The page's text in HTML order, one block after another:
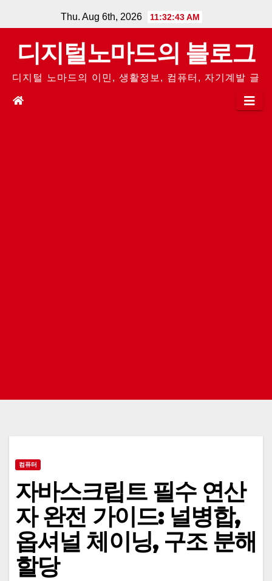
to
content
Thu. Aug 6th, 2026 11:32:44 AM
디지털노마드의 블로그
디지털 노마드의 이민, 생활정보, 컴퓨터, 자기계발 글
컴퓨터
자바스크립트 필수 연산
자 완전 가이드: 널병합,
옵셔널 체이닝, 구조 분해
할당